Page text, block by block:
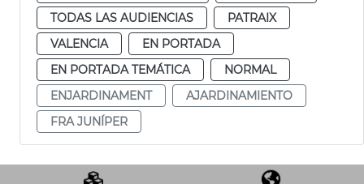
TODAS LAS AUDIENCIAS
PATRAIX
VALENCIA
EN PORTADA
EN PORTADA TEMÁTICA
NORMAL
ENJARDINAMENT
AJARDINAMIENTO
FRA JUNÍPER